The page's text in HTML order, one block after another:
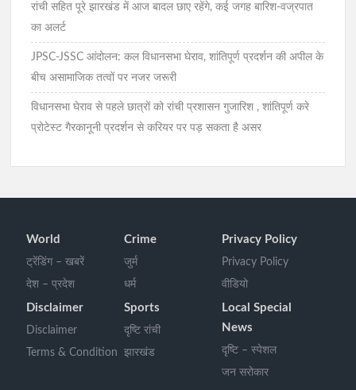
रांची सहित पूरे झारखंड में आज बादल छाए रहेंगे, कई जगह बारिश-वज्रपात
का अलर्ट
JPSC-JSSC आंदोलन: कल विधानसभा घेराव, शांतिपूर्ण प्रदर्शन की अपील के
बीच असामाजिक तत्वों पर नजर जरूरी
विधानसभा घेराव से पहले छात्रों को रांची प्रशासन गुजारिश , शांतिपूर्ण करे
प्रोटेस्ट गैरकानूनी प्रदर्शन से करियर पर पड़ सकता है असर
World
ट्रेंडिंग – खबरें
देश – प्रदेश
Crime
जुर्म
धर्म
Privacy Policy
Privacy Policy
वीडियो
Disclaimer
Disclaimer
Terms & Condition
Sports
दृष्टि रांची
झारखंड
Local Special
News
दृष्टि – स्पेशल
जन सरोकार